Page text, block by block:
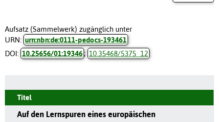
Aufsatz (Sammelwerk) zugänglich unter
URN: urn:nbn:de:0111-pedocs-193461
DOI: 10.25656/01:19346; 10.35468/5375_12
Titel
Auf den Lernspuren eines europäischen